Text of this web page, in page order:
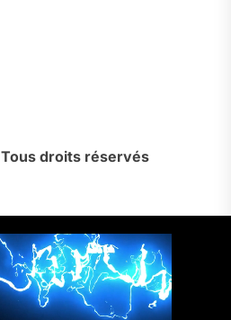
Tous droits réservés